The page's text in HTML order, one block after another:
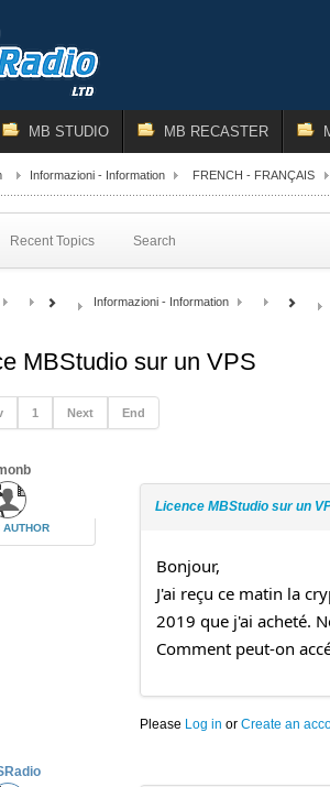
MB STUDIO MB RECASTER
Informazioni - Information FRENCH - FRANÇAIS
Recent Topics Search
Informazioni - Information
MBStudio sur un VPS
1 Next End
AUTHOR
Licence MBStudio sur un
Bonjour,
J'ai reçu ce matin la
2019 que j'ai acheté.
Comment peut-on
Please Log in or Create an